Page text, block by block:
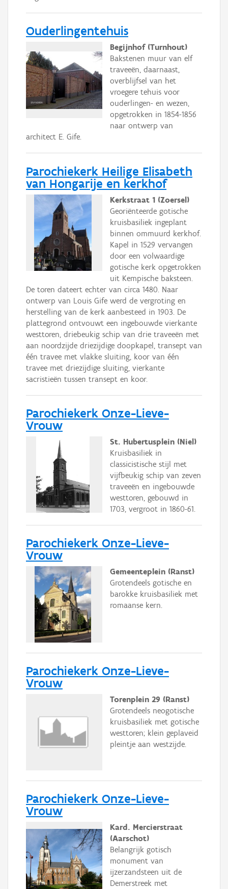
Ouderlingentehuis
Begijnhof (Turnhout)
Bakstenen muur van elf
traveeën, daarnaast,
overblijfsel van het
vroegere tehuis voor
ouderlingen- en wezen,
opgetrokken in 1854-1856
naar ontwerp van
architect E. Gife.
Parochiekerk Heilige Elisabeth
van Hongarije en kerkhof
Kerkstraat 1 (Zoersel)
Georiënteerde gotische
kruisbasiliek ingeplant
binnen ommuurd kerkhof.
Kapel in 1529 vervangen
door een volwaardige
gotische kerk opgetrokken
uit Kempische baksteen.
De toren dateert echter van circa 1480. Naar
ontwerp van Louis Gife werd de vergroting en
herstelling van de kerk aanbesteed in 1903. De
plattegrond ontvouwt een ingebouwde vierkante
westtoren, driebeukig schip van drie traveeën met
aan noordzijde driezijdige doopkapel, transept van
één travee met vlakke sluiting, koor van één
travee met driezijdige sluiting, vierkante
sacristieën tussen transept en koor.
Parochiekerk Onze-Lieve-
Vrouw
St. Hubertusplein (Niel)
Kruisbasiliek in
classicistische stijl met
vijfbeukig schip van zeven
traveeën en ingebouwde
westtoren, gebouwd in
1703, vergroot in 1860-61.
Parochiekerk Onze-Lieve-
Vrouw
Gemeenteplein (Ranst)
Grotendeels gotische en
barokke kruisbasiliek met
romaanse kern.
Parochiekerk Onze-Lieve-
Vrouw
Torenplein 29 (Ranst)
Grotendeels neogotische
kruisbasiliek met gotische
westtoren; klein geplaveid
pleintje aan westzijde.
Parochiekerk Onze-Lieve-
Vrouw
Kard. Mercierstraat
(Aarschot)
Belangrijk gotisch
monument van
ijzerzandsteen uit de
Demerstreek met